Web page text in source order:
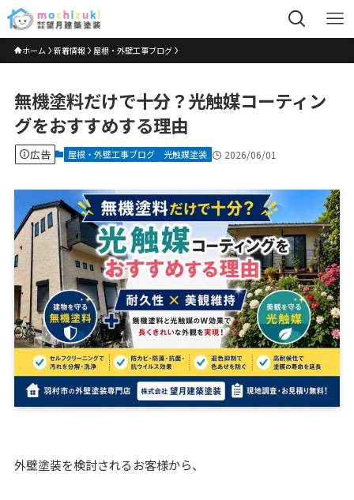
ホーム 新着情報 屋根・外壁工事ブログ
無機塗料だけで十分？光触媒コーティン
グをおすすめする理由
広告 屋根・外壁工事ブログ 光触媒塗装 2026/06/01
外壁塗装を検討されるお客様から、